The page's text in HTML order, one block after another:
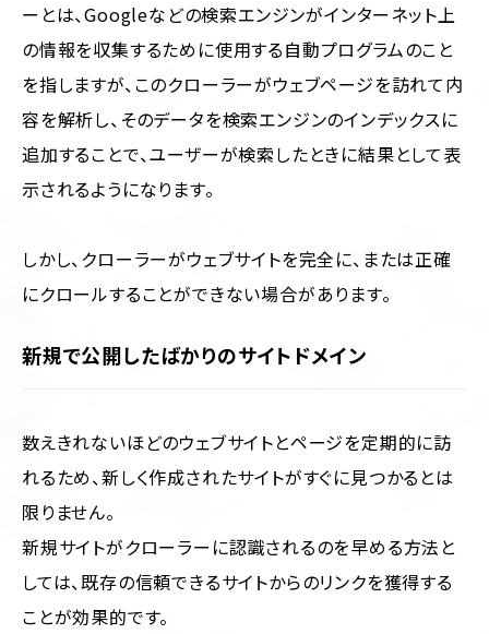
ーとは、Googleなどの検索エンジンがインターネット上
の情報を収集するために使用する自動プログラムのこと
を指しますが、このクローラーがウェブページを訪れて内
容を解析し、そのデータを検索エンジンのインデックスに
追加することで、ユーザーが検索したときに結果として表
示されるようになります。
しかし、クローラーがウェブサイトを完全に、または正確
にクロールすることができない場合があります。
新規で公開したばかりのサイトドメイン
数えきれないほどのウェブサイトとページを定期的に訪
れるため、新しく作成されたサイトがすぐに見つかるとは
限りません。
新規サイトがクローラーに認識されるのを早める方法と
しては、既存の信頼できるサイトからのリンクを獲得する
ことが効果的です。